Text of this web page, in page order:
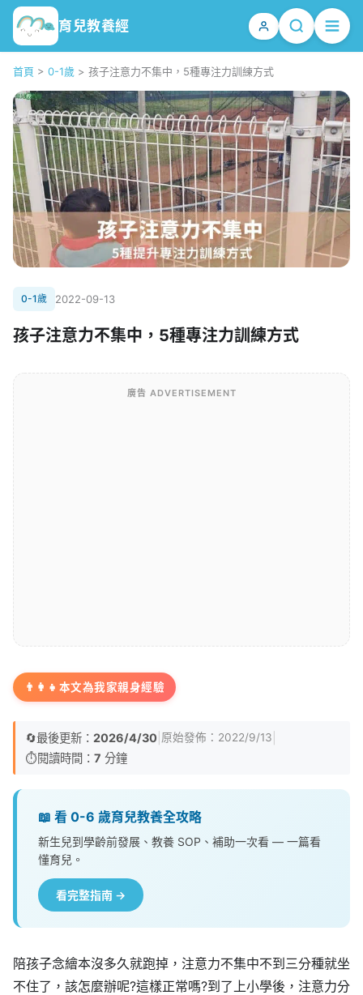
育兒教養經
首頁 > 0-1歲 > 孩子注意力不集中，5種專注力訓練方式
0-1歲 2022-09-13
孩子注意力不集中，5種專注力訓練方式
廣告 ADVERTISEMENT
👨‍👩‍👧 本文為我家親身經驗
🔄最後更新： 2026/4/30 原始發佈： 2022/9/13
⏱️閱讀時間： 7 分鐘
📖 看 0-6 歲育兒教養全攻略
新生兒到學齡前發展、教養 SOP、補助一次看 — 一篇看
懂育兒。
看完整指南 →
陪孩子念繪本沒多久就跑掉，注意力不集中不到三分種就坐
不住了，該怎麼辦呢?這樣正常嗎?到了上小學後，注意力分